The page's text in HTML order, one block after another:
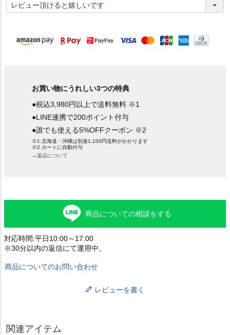
必
須
お買い物にうれしい3つの特典
●税込3,980円以上で送料無料 ※1
●LINE連携で200ポイント付与
●誰でも使える5%OFFクーポン ※2
※1.北海道・沖縄は別途1,100円送料がかかります
※2.カートに自動付与
→返品について
商品についての相談をする
対応時間:平日10:00～17:00
※30分以内の返信にて運用中。
商品についてのお問い合わせ
レビューを書く
関連アイテム